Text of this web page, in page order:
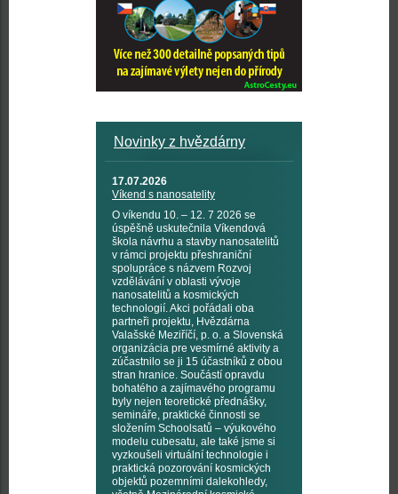
Novinky z hvězdárny
17.07.2026
Víkend s nanosatelity
O víkendu 10. – 12. 7 2026 se
úspěšně uskutečnila Víkendová
škola návrhu a stavby nanosatelitů
v rámci projektu přeshraniční
spolupráce s názvem Rozvoj
vzdělávání v oblasti vývoje
nanosatelitů a kosmických
technologií. Akci pořádali oba
partneři projektu, Hvězdárna
Valašské Meziříčí, p. o. a Slovenská
organizácia pre vesmírné aktivity a
zúčastnilo se ji 15 účastníků z obou
stran hranice. Součástí opravdu
bohatého a zajímavého programu
byly nejen teoretické přednášky,
semináře, praktické činnosti se
složením Schoolsatů – výukového
modelu cubesatu, ale také jsme si
vyzkoušeli virtuální technologie i
praktická pozorování kosmických
objektů pozemními dalekohledy,